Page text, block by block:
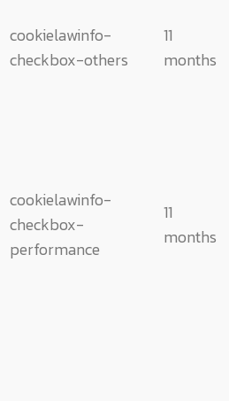
cookielawinfo-
checkbox-others
11
months
cookielawinfo-
checkbox-
performance
11
months